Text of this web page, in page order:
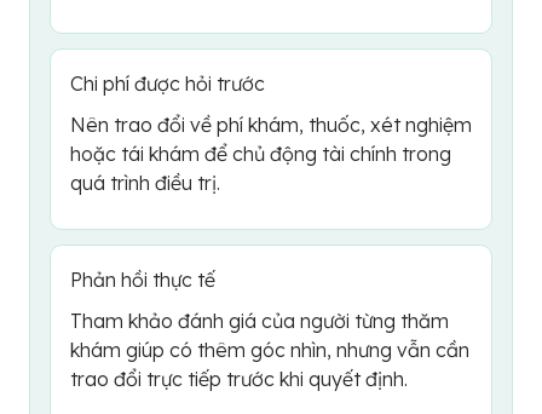
Chi phí được hỏi trước
Nên trao đổi về phí khám, thuốc, xét nghiệm
hoặc tái khám để chủ động tài chính trong
quá trình điều trị.
Phản hồi thực tế
Tham khảo đánh giá của người từng thăm
khám giúp có thêm góc nhìn, nhưng vẫn cần
trao đổi trực tiếp trước khi quyết định.